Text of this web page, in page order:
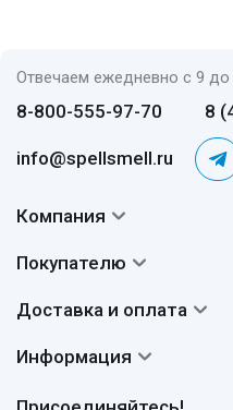
Отвечаем ежедневно с 9
8-800-555-97-70 8
info@spellsmell.ru
Компания
Авторы
Сертификаты
Покупателю
Вопросы и ответы
Отзывы
Доставка и оплата
Доставка
Информация